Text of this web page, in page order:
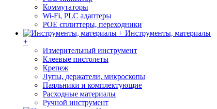
Коммутаторы
Wi-Fi, PLC адаптеры
POE сплиттеры, переходники
Инструменты, материалы
+
Измерительный инструмент
Клеевые пистолеты
Крепеж
Лупы, держатели, микроскопы
Паяльники и комплектующие
Расходные материалы
Ручной инструмент